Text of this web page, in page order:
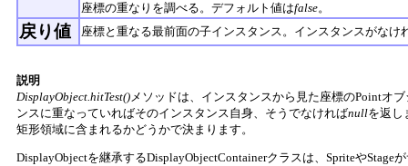
座標の重なりを調べる。デフォルト値はfalse。
戻り値 座標と重なる最前面の子インスタンス。インスタンスがなけ
説明
DisplayObject.hitTest()メソッドは、インスタンスから見た座標のPointオ
ンスに重なっていればそのインスタンス自身、そうでなければnullを返し
矩形領域に含まれるかどうかで決まります。
DisplayObjectを継承するDisplayObjectContainerクラスは、SpriteやStage